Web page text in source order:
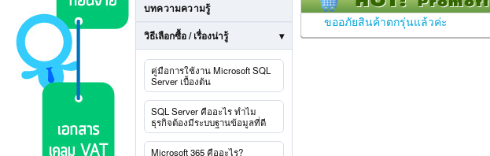
บทความความรู้
วิธีเลือกซื้อ / เรื่องน่ารู้
คู่มือการใช้งาน Microsoft SQL
Server เบื้องต้น
SQL Server คืออะไร ทำไม
ธุรกิจต้องมีระบบฐานข้อมูลที่ดี
Microsoft 365 คืออะไร?
ขออภัยสินค้าตกรุ่นแล้วค่ะ